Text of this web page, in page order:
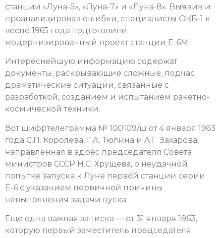
станции «Луна-5», «Луна-7» и «Луна-8». Выявив и
проанализировав ошибки, специалисты ОКБ-1 к
весне 1965 года подготовили
модернизированный проект станции Е-6М.
Интереснейшую информацию содержат
документы, раскрывающие сложные, подчас
драматические ситуации, связанные с
разработкой, созданием и испытанием ракетно-
космической техники.
Вот шифртелеграмма № 100109/ш от 4 января 1963
года С.П. Королева, Г.А. Тюлина и А.Г. Захарова,
направленная в адрес председателя Совета
министров СССР Н.С. Хрущева, о неудачной
попытке запуска к Луне первой станции серии
Е-6 с указанием первичной причины
невыполнения задачи пуска.
Еще одна важная записка — от 31 января 1963,
которую первый заместитель председателя